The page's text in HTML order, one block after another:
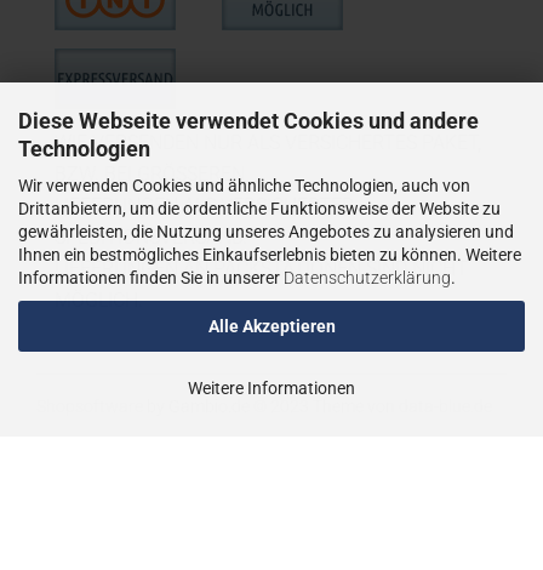
Diese Webseite verwendet Cookies und andere
Technologien
Wir verwenden Cookies und ähnliche Technologien, auch von
Drittanbietern, um die ordentliche Funktionsweise der Website zu
gewährleisten, die Nutzung unseres Angebotes zu analysieren und
Ihnen ein bestmögliches Einkaufserlebnis bieten zu können. Weitere
Informationen finden Sie in unserer Datenschutzerklärung.
Alle Akzeptieren
Weitere Informationen
WIE VERSENDEN NUR ALS VERSICHERTES PAKET,
BZW. BEI GRÖSSEREN
LIEFERUNGEN ALS VERSICHERTER
SPEDITIONSVERSAND.
LIEFERUNGEN AN PACKSTATIONEN SIND NICHT
MÖGLICH.